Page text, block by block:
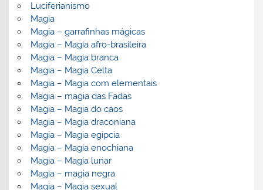
Luciferianismo
Magia
Magia – garrafinhas mágicas
Magia – Magia afro-brasileira
Magia – Magia branca
Magia – Magia Celta
Magia – Magia com elementais
Magia – magia das Fadas
Magia – Magia do caos
Magia – Magia draconiana
Magia – Magia egípcia
Magia – Magia enochiana
Magia – Magia lunar
Magia – magia negra
Magia – Magia sexual